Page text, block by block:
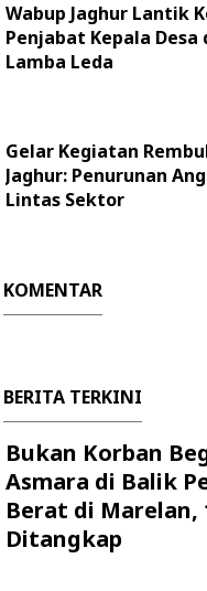
Wabup Jaghur Lantik
Penjabat Kepala
Lamba Leda
Gelar Kegiatan
Jaghur: Penurunan
Lintas Sektor
KOMENTAR
BERITA TERKINI
Bukan Korban
Asmara di Balik
Berat di Marelan,
Ditangkap